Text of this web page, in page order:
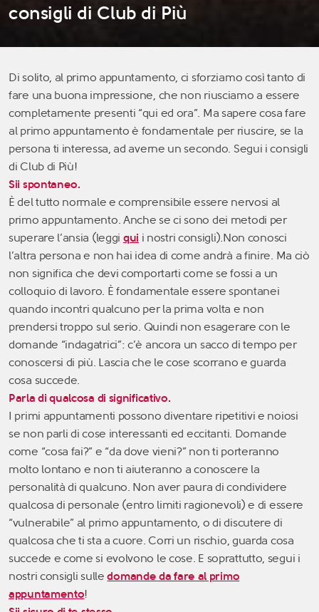
consigli di Club di Più
Di solito, al primo appuntamento, ci sforziamo così tanto di
fare una buona impressione, che non riusciamo a essere
completamente presenti “qui ed ora”. Ma sapere cosa fare
al primo appuntamento è fondamentale per riuscire, se la
persona ti interessa, ad averne un secondo. Segui i consigli
di Club di Più!
Sii spontaneo.
È del tutto normale e comprensibile essere nervosi al
primo appuntamento. Anche se ci sono dei metodi per
superare l’ansia (leggi qui i nostri consigli).Non conosci
l’altra persona e non hai idea di come andrà a finire. Ma ciò
non significa che devi comportarti come se fossi a un
colloquio di lavoro. È fondamentale essere spontanei
quando incontri qualcuno per la prima volta e non
prendersi troppo sul serio. Quindi non esagerare con le
domande “indagatrici”: c’è ancora un sacco di tempo per
conoscersi di più. Lascia che le cose scorrano e guarda
cosa succede.
Parla di qualcosa di significativo.
I primi appuntamenti possono diventare ripetitivi e noiosi
se non parli di cose interessanti ed eccitanti. Domande
come “cosa fai?” e “da dove vieni?” non ti porteranno
molto lontano e non ti aiuteranno a conoscere la
personalità di qualcuno. Non aver paura di condividere
qualcosa di personale (entro limiti ragionevoli) e di essere
“vulnerabile” al primo appuntamento, o di discutere di
qualcosa che ti sta a cuore. Corri un rischio, guarda cosa
succede e come si evolvono le cose. E soprattutto, segui i
nostri consigli sulledomande da fare al primo
appuntamento!